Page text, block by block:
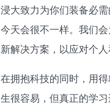
浸大致力为你们装备必
今天会很不一样。我们
新解决方案，以应对个人
在拥抱科技的同时，用
生很容易，但真正的学